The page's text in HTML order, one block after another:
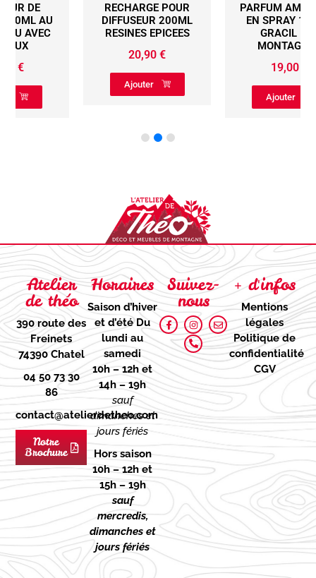
RECHARGE POUR
DIFFUSEUR 200ML
RESINES EPICEES
PARFUM AMBIANCE
EN SPRAY 100ML
MONTAGNES
Atelier
de théo
390 route des
Freinets
74390 Chatel
04 50 73 30
86
contact@atelierdetheo.com
Notre
Brochure
Horaires
Saison d’hiver
et d’étéDu
lundi au
samedi
10h – 12h et
14h – 19h
sauf
dimanches et
jours fériés
Hors saison
10h – 12h et
15h – 19h
sauf
mercredis,
dimanches et
jours fériés
Suivez-
nous
+ d'infos
Mentions
légales
Politique de
confidentialité
CGV